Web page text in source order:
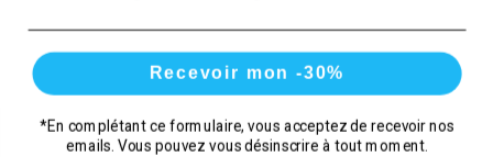
Cantidad Comprar
Recevoir mon -30%
*En complétant ce formulaire, vous acceptez de recevoir nos
emails. Vous pouvez vous désinscrire à tout moment.